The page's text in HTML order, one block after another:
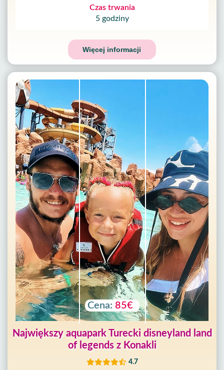
Czas trwania
5 godziny
Więcej informacji
Cena: 85€
Największy aquapark Turecki disneyland land
of legends z Konakli
4.7